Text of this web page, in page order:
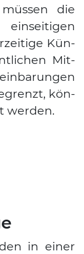
die
Kün­
Mit­
kön­
wer­den.
in einer